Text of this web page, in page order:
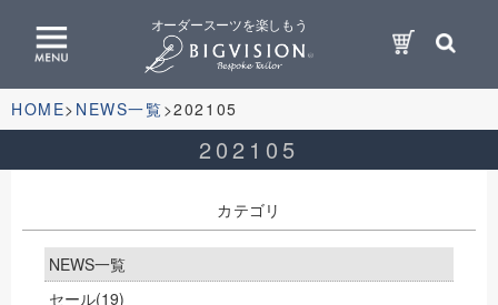
オーダースーツを楽しもう
HOME NEWS一覧 202105
202105
カテゴリ
NEWS一覧
セール(19)